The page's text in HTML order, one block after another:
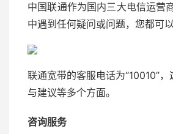
中国联通作为国内三大电信运营
中遇到任何疑问或问题，您都可
联通宽带的客服电话为“10010”
与建议等多个方面。
咨询服务